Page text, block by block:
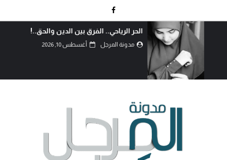
الحر الرياحي.. الفرق بين الدين والحق..!
مدونة المرجل أغسطس 10, 2026